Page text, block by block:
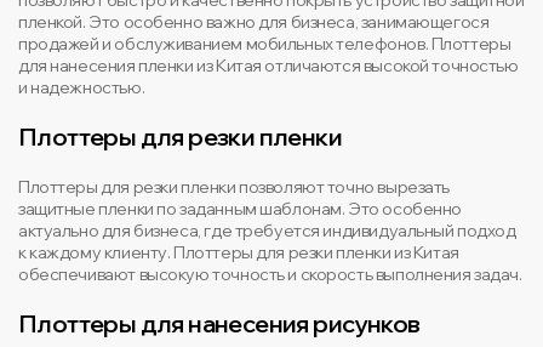
пленкой. Это особенно важно для бизнеса, занимающегося
продажей и обслуживанием мобильных телефонов. Плоттеры
для нанесения пленки из Китая отличаются высокой точностью
и надежностью.
Плоттеры для резки пленки
Плоттеры для резки пленки позволяют точно вырезать
защитные пленки по заданным шаблонам. Это особенно
актуально для бизнеса, где требуется индивидуальный подход
к каждому клиенту. Плоттеры для резки пленки из Китая
обеспечивают высокую точность и скорость выполнения задач.
Плоттеры для нанесения рисунков